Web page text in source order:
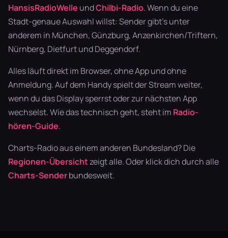
HansisRadioWelle undChilbi-Radio. Wenn du eine
Stadt-genaue Auswahl willst: Sender gibt's unter
anderem in München, Günzburg, Anzenkirchen/Triftern,
Nürnberg, Dietfurt und Deggendorf.
Alles läuft direkt im Browser, ohne App und ohne
Anmeldung. Auf dem Handy spielt der Stream weiter,
wenn du das Display sperrst oder zur nächsten App
wechselst. Wie das technisch geht, steht im Radio-
hören-Guide.
Charts-Radio aus einem anderen Bundesland? Die
Regionen-Übersichtzeigt alle. Oder klick dich durch alle
Charts-Senderbundesweit.